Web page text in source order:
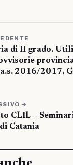
di II grado.
2016/2017.
→
CLIL –
Catania